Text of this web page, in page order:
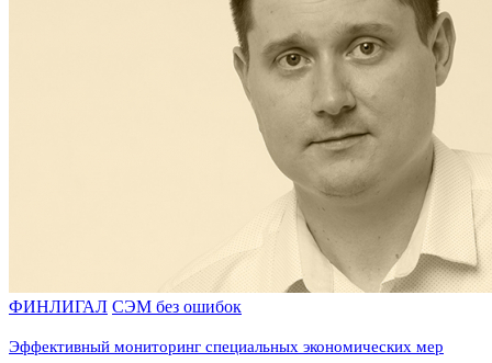
ФИНЛИГАЛ СЭМ без ошибок
Эффективный мониторинг специальных экономических мер